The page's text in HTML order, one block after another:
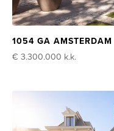
1054 GA AMSTERDAM
€ 3.300.000 k.k.